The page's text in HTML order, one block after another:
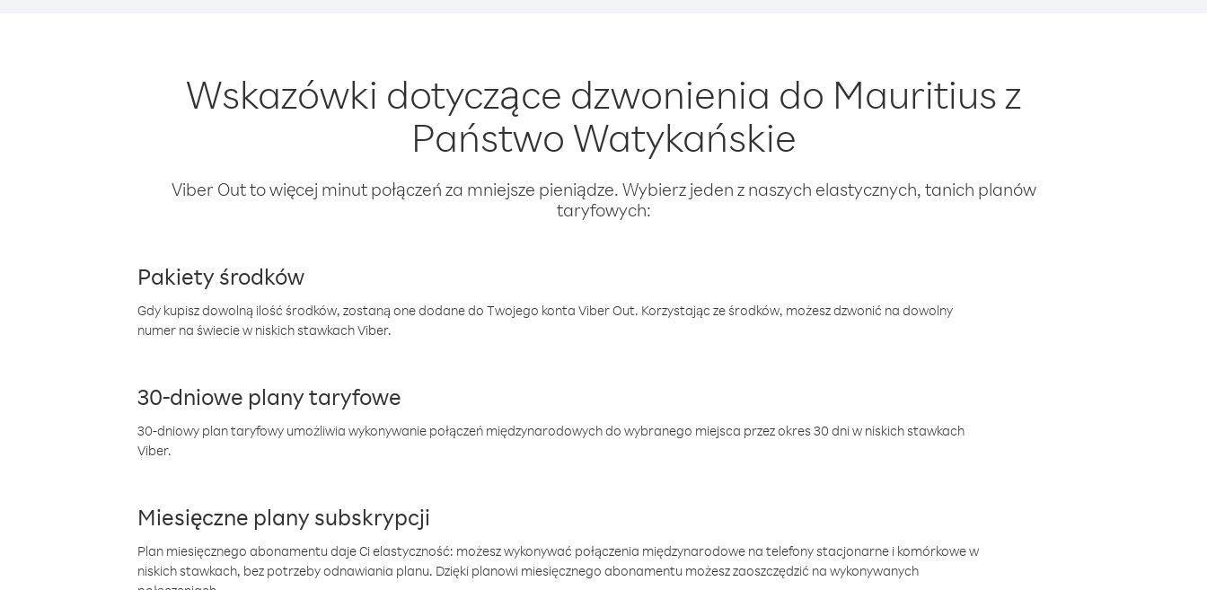
Wskazówki dotyczące dzwonienia do Mauritius z
Państwo Watykańskie
Viber Out to więcej minut połączeń za mniejsze pieniądze. Wybierz jeden z naszych elastycznych, tanich planów
taryfowych:
Pakiety środków
Gdy kupisz dowolną ilość środków, zostaną one dodane do Twojego konta Viber Out. Korzystając ze środków, możesz dzwonić na dowolny
numer na świecie w niskich stawkach Viber.
30-dniowe plany taryfowe
30-dniowy plan taryfowy umożliwia wykonywanie połączeń międzynarodowych do wybranego miejsca przez okres 30 dni w niskich stawkach
Viber.
Miesięczne plany subskrypcji
Plan miesięcznego abonamentu daje Ci elastyczność: możesz wykonywać połączenia międzynarodowe na telefony stacjonarne i komórkowe w
niskich stawkach, bez potrzeby odnawiania planu. Dzięki planowi miesięcznego abonamentu możesz zaoszczędzić na wykonywanych